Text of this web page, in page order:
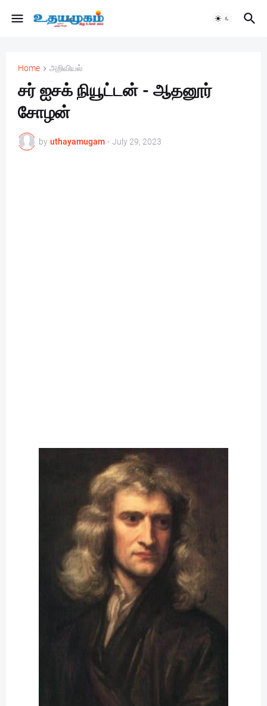
Home அறிவியல்
சர் ஐசக் நியூட்டன் - ஆதனூர்
சோழன்
by uthayamugam - July 29, 2023